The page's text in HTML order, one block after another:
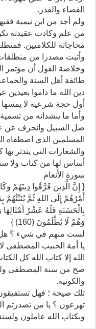
القضاء والقدر.
ولم أجد من ابن تيمية
من علم وكادت عقيدته
محاجاته للكلاميين.
وأثبت مصدرا من
وخلاصة القول أن مؤتمر
طائفة أهل السنة
دين الله ما داموا بعيدين
أول حجة شرعية لا يمسها
وأما ما ينشدانه من
ضل السبيل وانحرف عن
المسلمين الذي اصطفاه
والشعارات التي يتدثر
أساس لها من كتاب ولا
سورة الأَنعام
{ إِنَّ الَّذِينَ فَرَّقُوا دِينَهُمْ
بِالْحَسَنَةِ فَلَهُ عَشْرُ أَمْثَالِهَا
وَهُمْ لَا يُظْلَمُونَ (160) }
لست منهم في شيء ؟ هل
يا أمة الحبيب المصطفى
الله إلا كتاب الله كل
صح من سنة المصطفى ولم
والكونية.
تلك صيحة ؛ فهل
تهرعون ؟ يا من تصدرتم
وبكتاب الله عاملون